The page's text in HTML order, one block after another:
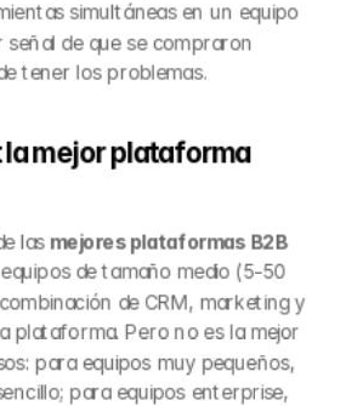
simultáneas en un equipo
señal de que se compraron
tener los problemas.
la mejor plataforma
las mejores plataformas B2B
de tamaño medio (5-50
de CRM, marketing y
plataforma. Pero no es la mejor
para equipos muy pequeños,
para equipos enterprise,